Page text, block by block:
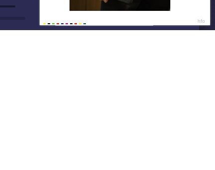
Видео готово ✅ 09:01